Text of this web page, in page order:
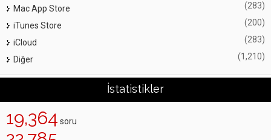
Mac App Store (283)
iTunes Store (200)
iCloud (283)
Diğer (1,210)
İstatistikler
19,364 soru